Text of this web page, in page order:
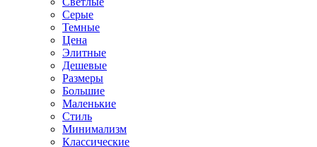
Серые
Темные
Цена
Элитные
Дешевые
Размеры
Большие
Маленькие
Стиль
Минимализм
Классические